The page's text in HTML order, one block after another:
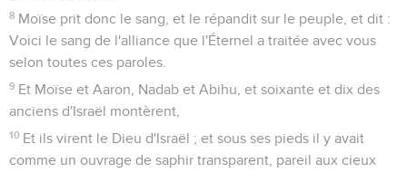
8 Moïse prit donc le sang, et le répandit sur le peuple, et dit :
Voici le sang de l'alliance que l'Éternel a traitée avec vous
selon toutes ces paroles.
9 Et Moïse et Aaron, Nadab et Abihu, et soixante et dix des
anciens d'Israël montèrent,
10 Et ils virent le Dieu d'Israël ; et sous ses pieds il y avait
comme un ouvrage de saphir transparent, pareil aux cieux